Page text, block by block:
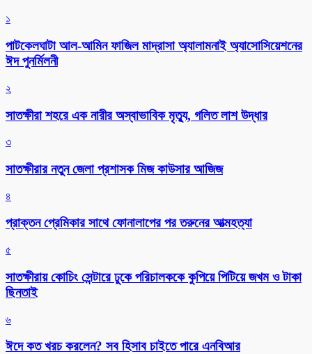
১
পাটকেলঘাটা আল-আমিন ফাজিল মাদ্রাসা অ্যালামনাই অ্যাসোসিয়েশনের
ঈদ পুনর্মিলনী
২
সাতক্ষীরা শহরে এক নারীর অস্বাভাবিক মৃত্যু, গলিত লাশ উদ্ধার
৩
সাতক্ষীরার নতুন জেলা প্রশাসক মিজ কাউসার আজিজ
৪
প্রাক্তন প্রেমিকার সাথে ফোনালাপের পর তরুনের আত্মহত্যা
৫
সাতক্ষীরায় কোচিং সেন্টারে ঢুকে পরিচালককে কুপিয়ে পিটিয়ে জখম ও টাকা
ছিনতাই
৬
ঈদে কত খরচ করলেন? সব হিসাব চাইতে পারে এনবিআর